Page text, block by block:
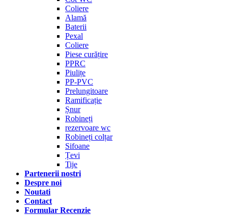
Coliere
Alamă
Baterii
Pexal
Coliere
Piese curățire
PPRC
Piulițe
PP-PVC
Prelungitoare
Ramificație
Șnur
Robineți
rezervoare wc
Robineți colțar
Sifoane
Țevi
Tije
Partenerii nostri
Despre noi
Noutati
Contact
Formular Recenzie